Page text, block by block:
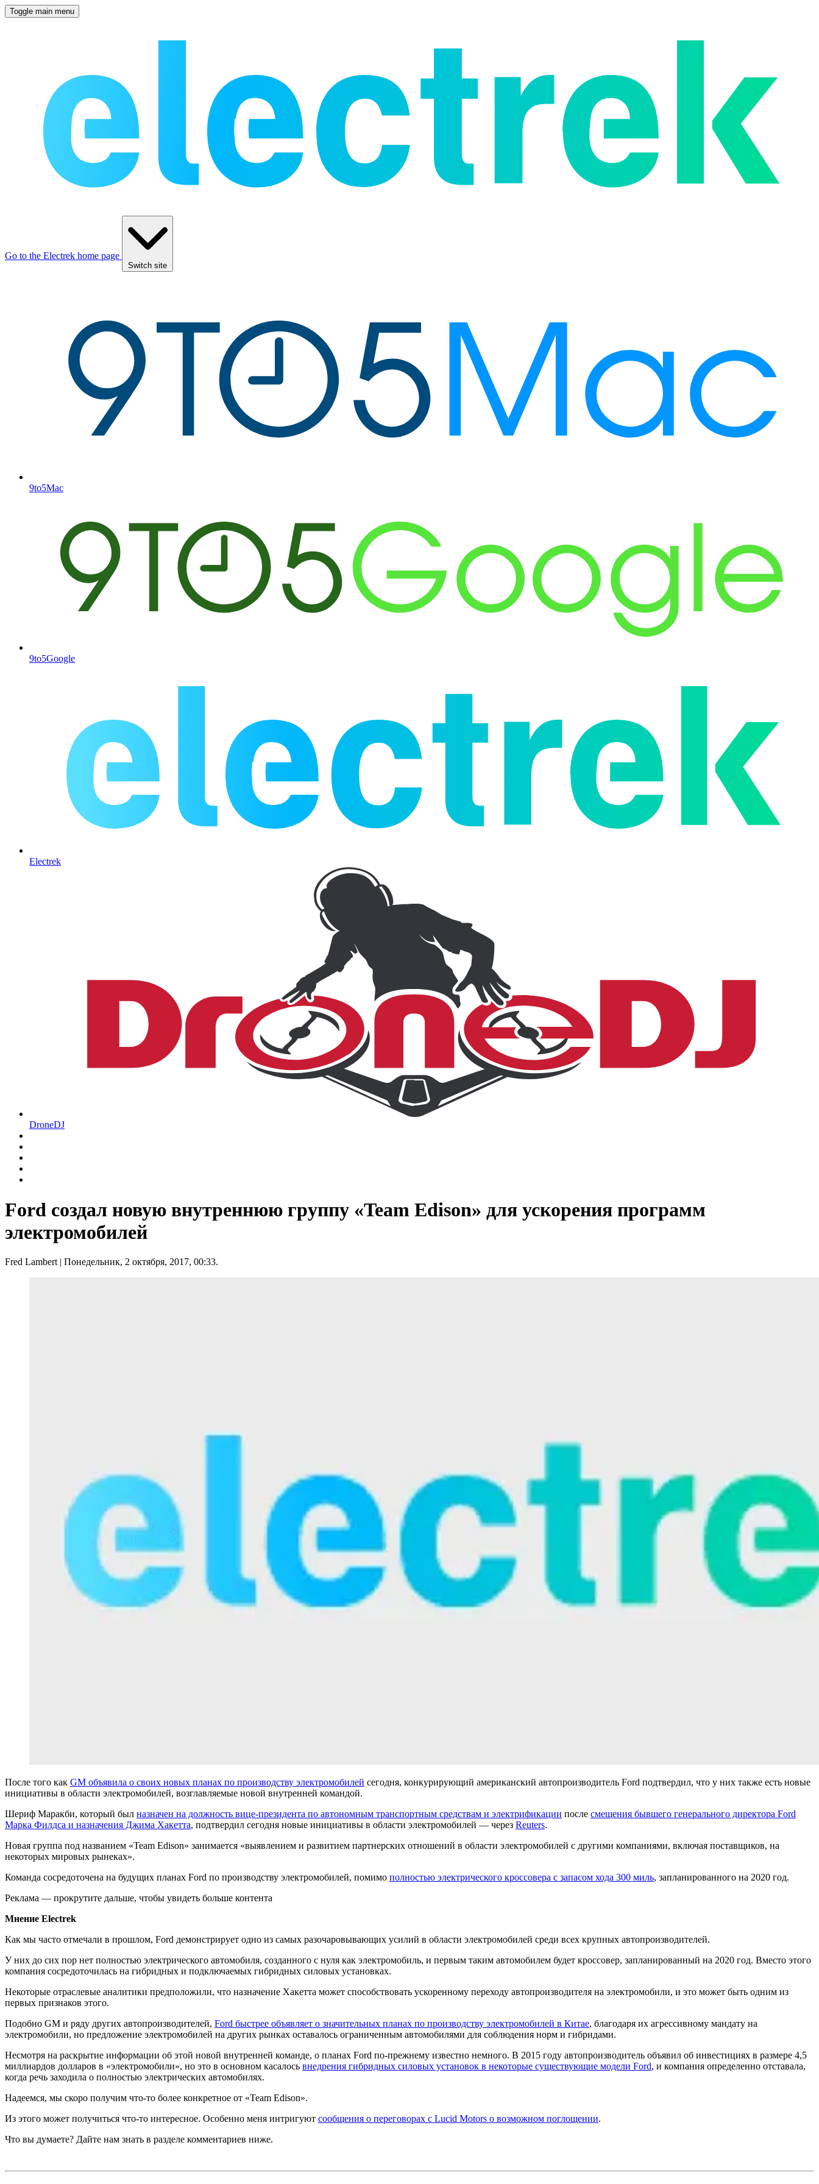
Toggle main menu
Go to the Electrek home page
Switch site
9to5Mac
9to5Google
Electrek
DroneDJ
Ford создал новую внутреннюю группу «Team Edison» для ускорения программ
электромобилей
Fred Lambert | Понедельник, 2 октября, 2017, 00:33.
После того как GM объявила о своих новых планах по производству электромобилей сегодня, конкурирующий американский автопроизводитель Ford подтвердил, что у них также есть новые
инициативы в области электромобилей, возглавляемые новой внутренней командой.
Шериф Маракби, который был назначен на должность вице-президента по автономным транспортным средствам и электрификации после смещения бывшего генерального директора Ford
Марка Филдса и назначения Джима Хакетта, подтвердил сегодня новые инициативы в области электромобилей — через Reuters.
Новая группа под названием «Team Edison» занимается «выявлением и развитием партнерских отношений в области электромобилей с другими компаниями, включая поставщиков, на
некоторых мировых рынеках».
Команда сосредоточена на будущих планах Ford по производству электромобилей, помимо полностью электрического кроссовера с запасом хода 300 миль, запланированного на 2020 год.
Реклама — прокрутите дальше, чтобы увидеть больше контента
Мнение Electrek
Как мы часто отмечали в прошлом, Ford демонстрирует одно из самых разочаровывающих усилий в области электромобилей среди всех крупных автопроизводителей.
У них до сих пор нет полностью электрического автомобиля, созданного с нуля как электромобиль, и первым таким автомобилем будет кроссовер, запланированный на 2020 год. Вместо этого
компания сосредоточилась на гибридных и подключаемых гибридных силовых установках.
Некоторые отраслевые аналитики предположили, что назначение Хакетта может способствовать ускоренному переходу автопроизводителя на электромобили, и это может быть одним из
первых признаков этого.
Подобно GM и ряду других автопроизводителей, Ford быстрее объявляет о значительных планах по производству электромобилей в Китае, благодаря их агрессивному мандату на
электромобили, но предложение электромобилей на других рынках оставалось ограниченным автомобилями для соблюдения норм и гибридами.
Несмотря на раскрытие информации об этой новой внутренней команде, о планах Ford по-прежнему известно немного. В 2015 году автопроизводитель объявил об инвестициях в размере 4,5
миллиардов долларов в «электромобили», но это в основном касалось внедрения гибридных силовых установок в некоторые существующие модели Ford, и компания определенно отставала,
когда речь заходила о полностью электрических автомобилях.
Надеемся, мы скоро получим что-то более конкретное от «Team Edison».
Из этого может получиться что-то интересное. Особенно меня интригуют сообщения о переговорах с Lucid Motors о возможном поглощении.
Что вы думаете? Дайте нам знать в разделе комментариев ниже.